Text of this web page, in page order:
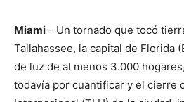
Miami– Un tornado que tocó
Tallahassee, la capital de Florida
de luz de al menos 3.000
todavía por cuantificar y el cierre